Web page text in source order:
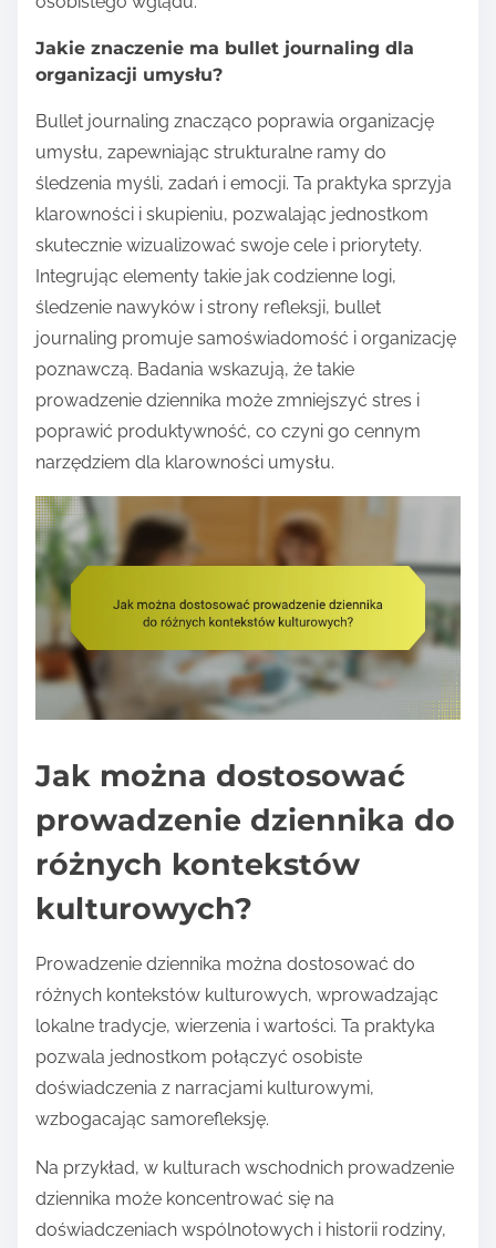
Jakie znaczenie ma bullet journaling dla
organizacji umysłu?
Bullet journaling znacząco poprawia organizację
umysłu, zapewniając strukturalne ramy do
śledzenia myśli, zadań i emocji. Ta praktyka sprzyja
klarowności i skupieniu, pozwalając jednostkom
skutecznie wizualizować swoje cele i priorytety.
Integrując elementy takie jak codzienne logi,
śledzenie nawyków i strony refleksji, bullet
journaling promuje samoświadomość i organizację
poznawczą. Badania wskazują, że takie
prowadzenie dziennika może zmniejszyć stres i
poprawić produktywność, co czyni go cennym
narzędziem dla klarowności umysłu.
Jak można dostosować
prowadzenie dziennika do
różnych kontekstów
kulturowych?
Prowadzenie dziennika można dostosować do
różnych kontekstów kulturowych, wprowadzając
lokalne tradycje, wierzenia i wartości. Ta praktyka
pozwala jednostkom połączyć osobiste
doświadczenia z narracjami kulturowymi,
wzbogacając samorefleksję.
Na przykład, w kulturach wschodnich prowadzenie
dziennika może koncentrować się na
doświadczeniach wspólnotowych i historii rodziny,